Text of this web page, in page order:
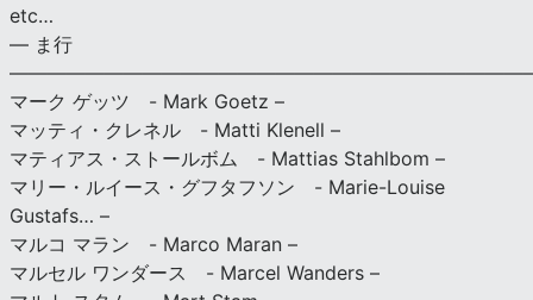
etc…
— ま行
マーク ゲッツ - Mark Goetz –
マッティ・クレネル - Matti Klenell –
マティアス・ストールボム - Mattias Stahlbom –
マリー・ルイース・グフタフソン - Marie-Louise
Gustafs… –
マルコ マラン - Marco Maran –
マルセル ワンダース - Marcel Wanders –